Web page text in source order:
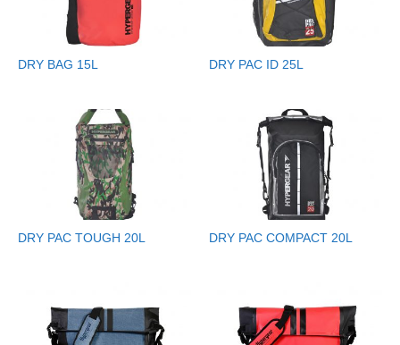
DRY BAG 15L DRY PAC ID 25L
DRY PAC TOUGH 20L DRY PAC COMPACT 20L